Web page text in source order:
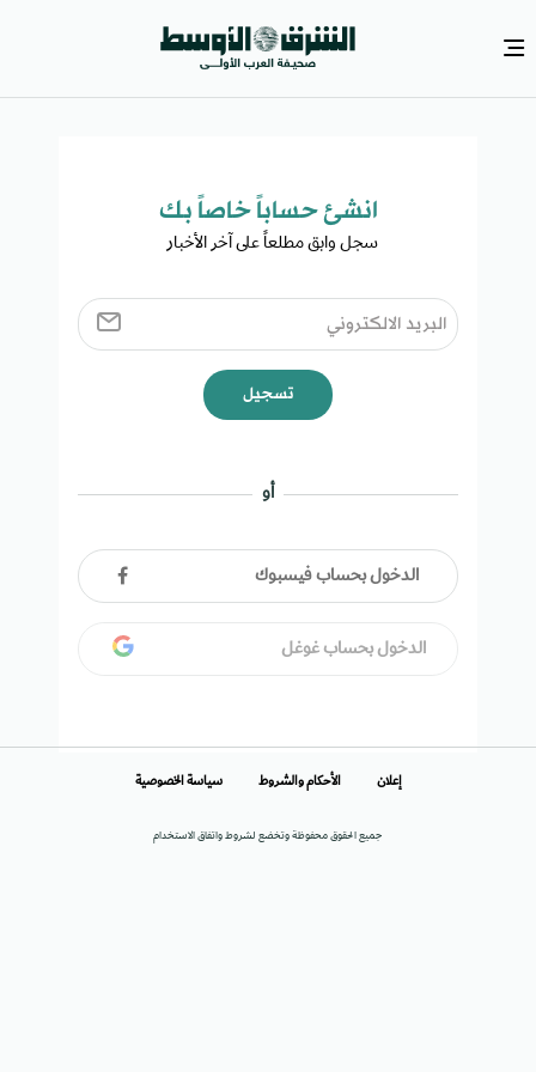
انشئ حساباً خاصاً بك​
سجل وابق مطلعاً على آخر الأخبار ​
تسجيل
أو
الدخول بحساب فيسبوك
الدخول بحساب غوغل
جميع الحقوق محفوظة وتخضع لشروط واتفاق الاستخدام
إعلان الأحكام والشروط سياسة الخصوصية